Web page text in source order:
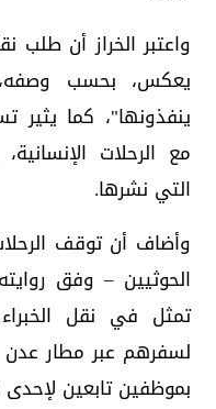
واعتبر الخراز أن طلب
يعكس، بحسب وصفه،
ينفذونها"، كما
مع الرحلات
التي نشرها.
وأضاف أن توقف
الحوثيين – وفق
تمثل في نقل
لسفرهم عبر مطار
بموظفين تابعين